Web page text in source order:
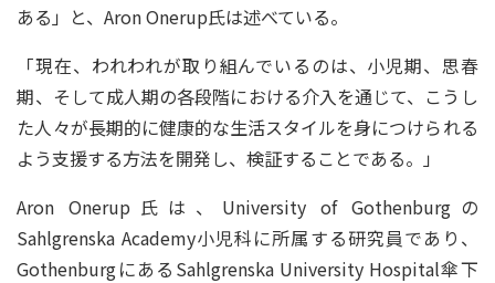
ある」と、Aron Onerup氏は述べている。
「現在、われわれが取り組んでいるのは、小児期、思春
期、そして成人期の各段階における介入を通じて、こうし
た人々が長期的に健康的な生活スタイルを身につけられる
よう支援する方法を開発し、検証することである。」
Aron Onerup氏は、University of Gothenburgの
Sahlgrenska Academy小児科に所属する研究員であり、
GothenburgにあるSahlgrenska University Hospital傘下